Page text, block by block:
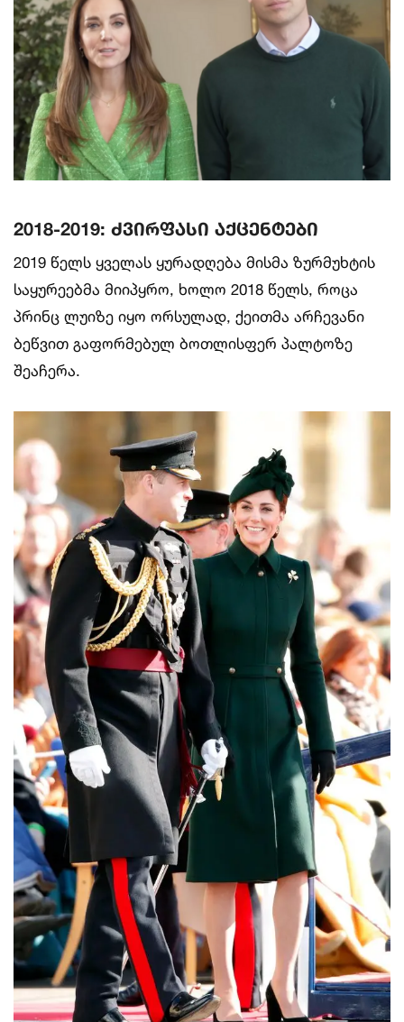
2018-2019: ძვირფასი აქცენტები
2019 წელს ყველას ყურადღება მისმა ზურმუხტის
საყურეებმა მიიპყრო, ხოლო 2018 წელს, როცა
პრინც ლუიზე იყო ორსულად, ქეითმა არჩევანი
ბეწვით გაფორმებულ ბოთლისფერ პალტოზე
შეაჩერა.